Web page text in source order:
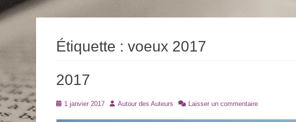
Étiquette : voeux 2017
2017
Posté1 janvier 2017 Auteur
Autour des Auteurs Laisser un commentaire